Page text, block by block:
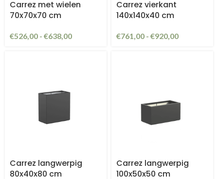
Carrez met wielen
70x70x70 cm
€526,00 - €638,00
Carrez vierkant
140x140x40 cm
€761,00 - €920,00
Carrez langwerpig
80x40x80 cm
Carrez langwerpig
100x50x50 cm